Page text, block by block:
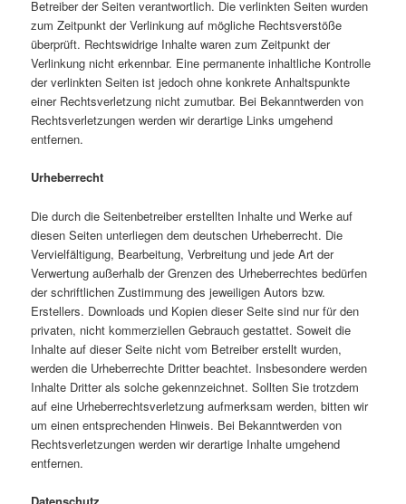
Betreiber der Seiten verantwortlich. Die verlinkten Seiten wurden
zum Zeitpunkt der Verlinkung auf mögliche Rechtsverstöße
überprüft. Rechtswidrige Inhalte waren zum Zeitpunkt der
Verlinkung nicht erkennbar. Eine permanente inhaltliche Kontrolle
der verlinkten Seiten ist jedoch ohne konkrete Anhaltspunkte
einer Rechtsverletzung nicht zumutbar. Bei Bekanntwerden von
Rechtsverletzungen werden wir derartige Links umgehend
entfernen.
Urheberrecht
Die durch die Seitenbetreiber erstellten Inhalte und Werke auf
diesen Seiten unterliegen dem deutschen Urheberrecht. Die
Vervielfältigung, Bearbeitung, Verbreitung und jede Art der
Verwertung außerhalb der Grenzen des Urheberrechtes bedürfen
der schriftlichen Zustimmung des jeweiligen Autors bzw.
Erstellers. Downloads und Kopien dieser Seite sind nur für den
privaten, nicht kommerziellen Gebrauch gestattet. Soweit die
Inhalte auf dieser Seite nicht vom Betreiber erstellt wurden,
werden die Urheberrechte Dritter beachtet. Insbesondere werden
Inhalte Dritter als solche gekennzeichnet. Sollten Sie trotzdem
auf eine Urheberrechtsverletzung aufmerksam werden, bitten wir
um einen entsprechenden Hinweis. Bei Bekanntwerden von
Rechtsverletzungen werden wir derartige Inhalte umgehend
entfernen.
Datenschutz